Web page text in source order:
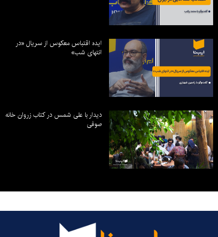
ایده اقتباس معکوس از سریال «در
انتهای شب»
دیدار با علی شمس در کتاب زروان خانه
صوفی